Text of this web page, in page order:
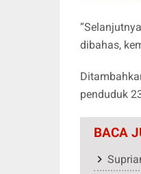
dibahas,
penduduk
BACA